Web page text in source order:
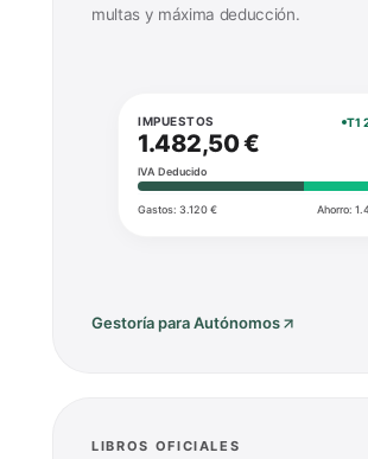
multas y máxima deducción.
IMPUESTOS T1
1.482,50 €
IVA Deducido
Gastos: 3.120 € Ahorro:
Gestoría para Autónomos
LIBROS OFICIALES